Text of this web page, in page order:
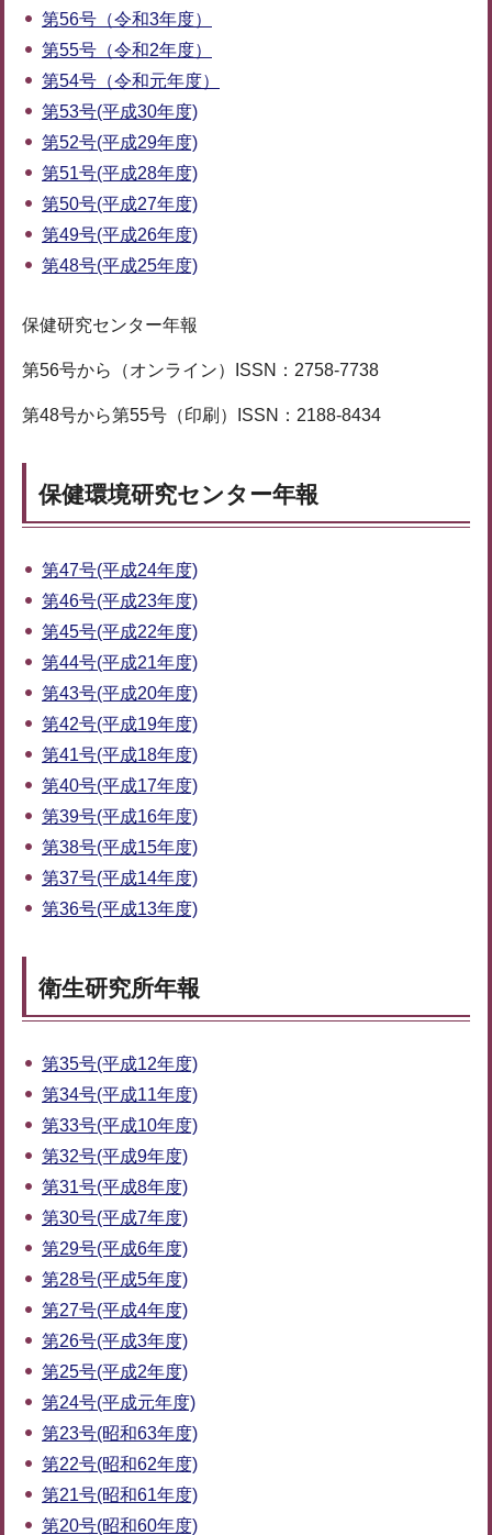
第56号（令和3年度）
第55号（令和2年度）
第54号（令和元年度）
第53号(平成30年度)
第52号(平成29年度)
第51号(平成28年度)
第50号(平成27年度)
第49号(平成26年度)
第48号(平成25年度)
保健研究センター年報
第56号から（オンライン）ISSN：2758-7738
第48号から第55号（印刷）ISSN：2188-8434
保健環境研究センター年報
第47号(平成24年度)
第46号(平成23年度)
第45号(平成22年度)
第44号(平成21年度)
第43号(平成20年度)
第42号(平成19年度)
第41号(平成18年度)
第40号(平成17年度)
第39号(平成16年度)
第38号(平成15年度)
第37号(平成14年度)
第36号(平成13年度)
衛生研究所年報
第35号(平成12年度)
第34号(平成11年度)
第33号(平成10年度)
第32号(平成9年度)
第31号(平成8年度)
第30号(平成7年度)
第29号(平成6年度)
第28号(平成5年度)
第27号(平成4年度)
第26号(平成3年度)
第25号(平成2年度)
第24号(平成元年度)
第23号(昭和63年度)
第22号(昭和62年度)
第21号(昭和61年度)
第20号(昭和60年度)